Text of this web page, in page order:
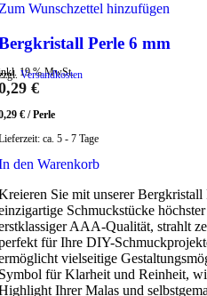
Wunschzettel hinzufügen
Perle 6 mm
19 % MwSt.
Versandkosten
€
€ /Perle
ca. 5 - 7 Tage
den Warenkorb
Sie mit unserer
Schmuckstücke
AAA-Qualität, strahlt
für Ihre DIY-
vielseitige
für Klarheit und Reinheit,
Ihrer Malas und